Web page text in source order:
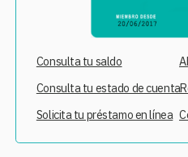
Consulta tu saldo
Consulta tu estado de cuenta
Solicita tu préstamo en línea